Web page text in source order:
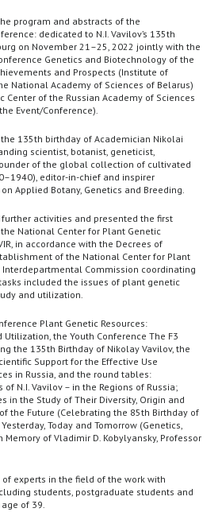
program and abstracts of the
dedicated to N.I. Vavilov’s 135th
on November 21–25, 2022 jointly with the
Genetics and Biotechnology of the
and Prospects (Institute of
National Academy of Sciences of Belarus)
Center of the Russian Academy of Sciences
Event/Conference).
135th birthday of Academician Nikolai
scientist, botanist, geneticist,
of the global collection of cultivated
editor-in-chief and inspirer
Applied Botany, Genetics and Breeding.
activities and presented the first
National Center for Plant Genetic
in accordance with the Decrees of
of the National Center for Plant
Interdepartmental Commission coordinating
tasks included the issues of plant genetic
and utilization.
Plant Genetic Resources:
Utilization, the Youth Conference The F3
the 135th Birthday of Nikolay Vavilov, the
Support for the Effective Use
in Russia, and the round tables:
N.I. Vavilov – in the Regions of Russia;
in the Study of Their Diversity, Origin and
the Future (Celebrating the 85th Birthday of
Today and Tomorrow (Genetics,
Memory of Vladimir D. Kobylyansky, Professor
experts in the field of the work with
students, postgraduate students and
of 39.